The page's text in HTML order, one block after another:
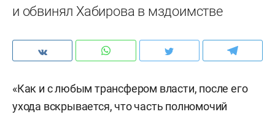
и обвинял Хабирова в мздоимстве
«Как и с любым трансфером власти, после его
ухода вскрывается, что часть полномочий